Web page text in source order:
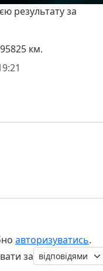
результату за
95825 км.
авторизуватись.
за